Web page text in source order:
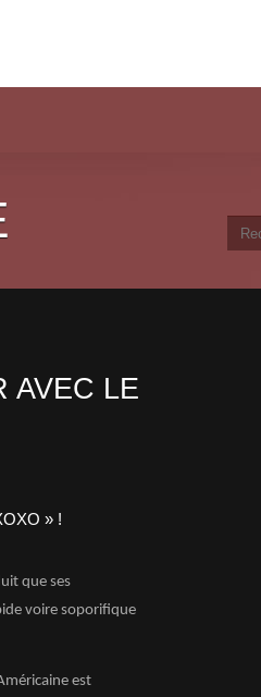
AVEC LE
que ses
voire soporifique
est